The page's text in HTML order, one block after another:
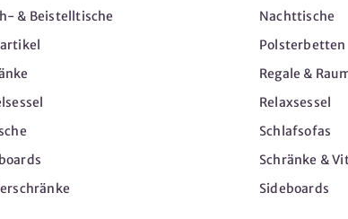
& Beistelltische
Nachttische
Polsterbetten
Regale &
Relaxsessel
Schlafsofas
Schränke &
Sideboards